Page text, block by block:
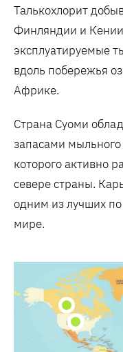
Талькохлорит
Финляндии и
эксплуатируемые
вдоль побережья
Африке.
Страна Суоми
запасами
которого активно
севере страны.
одним из лучших по
мире.